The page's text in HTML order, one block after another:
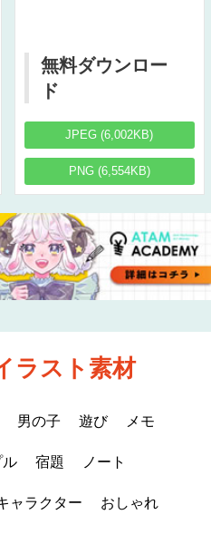
無料ダウンロー
ド
JPEG (6,002KB)
PNG (6,554KB)
ラスト素材
男の子 遊び メモ
ル 宿題 ノート
ャラクター おしゃれ